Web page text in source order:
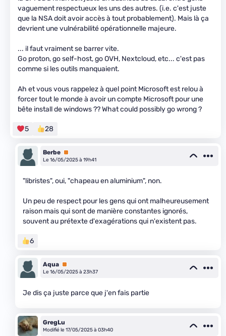
vaguement respectueux les uns des autres. (i.e. c'est juste
que la NSA doit avoir accès à tout probablement). Mais là ça
devrient une vulnérabilité opérationnelle majeure.
... il faut vraiment se barrer vite.
Go proton, go self-host, go OVH, Nextcloud, etc... c'est pas
comme si les outils manquaient.
Ah et vous vous rappelez à quel point Microsoft est relou à
forcer tout le monde à avoir un compte Microsoft pour une
bête install de windows ?? What could possibly go wrong ?
5 28
Berbe Premium
Le 16/05/2025 à 19h41
"libristes", oui, "chapeau en aluminium", non.
Un peu de respect pour les gens qui ont malheureusement
raison mais qui sont de manière constantes ignorés,
souvent au prétexte d'exagérations qui n'existent pas.
6
Aqua Premium
Le 16/05/2025 à 23h37
Je dis ça juste parce que j'en fais partie
GregLu
Modifié le 17/05/2025 à 03h40